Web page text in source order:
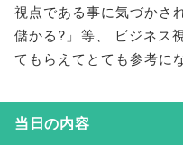
視点である事に気づかさ
儲かる? 」 等
ビジネス
てもらえてとても参考に
当日の内容